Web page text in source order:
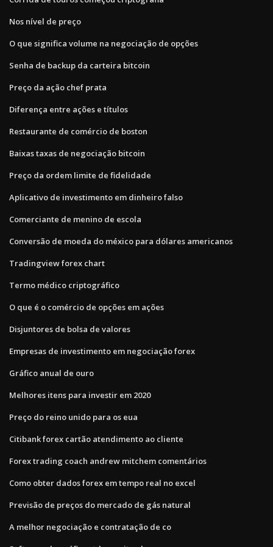
Nos nível de preço
O que significa volume na negociação de opções
Senha de backup da carteira bitcoin
Preço da ação chef prata
Diferença entre ações e títulos
Restaurante de comércio de boston
Baixas taxas de negociação bitcoin
Preço da ordem limite de fidelidade
Aplicativo de investimento em dinheiro falso
Comerciante de menino de escola
Conversão de moeda do méxico para dólares americanos
Tradingview forex chart
Termo médico criptográfico
O que é o comércio de opções em ações
Disjuntores de bolsa de valores
Empresas de investimento em negociação forex
Gráfico anual de ouro
Melhores itens para investir em 2020
Preço do reino unido para os eua
Citibank forex cartão atendimento ao cliente
Forex trading coach andrew mitchem comentários
Como obter dados forex em tempo real no excel
Previsão de preços do mercado de gás natural
A melhor negociação e contratação de co